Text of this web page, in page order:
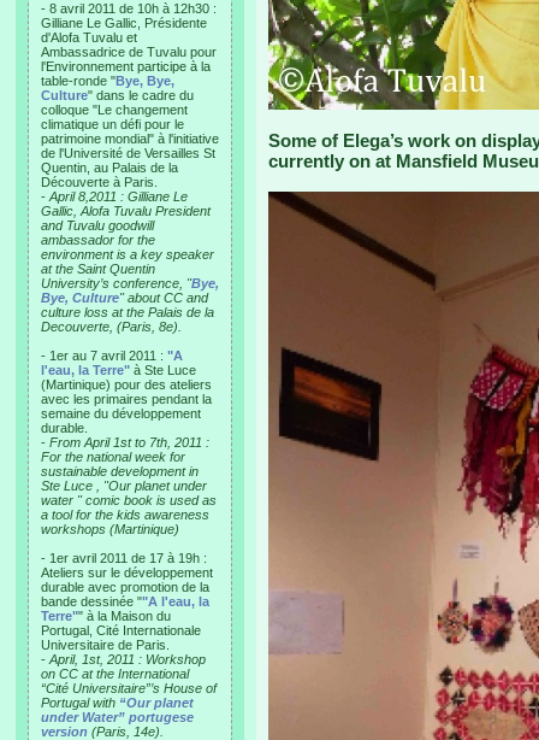
- 8 avril 2011 de 10h à 12h30 :
Gilliane Le Gallic, Présidente
d'Alofa Tuvalu et
Ambassadrice de Tuvalu pour
l'Environnement participe à la
table-ronde "Bye, Bye,
Culture" dans le cadre du
colloque "Le changement
climatique un défi pour le
patrimoine mondial" à l'initiative
de l'Université de Versailles St
Quentin, au Palais de la
Découverte à Paris.
- April 8,2011 : Gilliane Le
Gallic, Alofa Tuvalu President
and Tuvalu goodwill
ambassador for the
environment is a key speaker
at the Saint Quentin
University’s conference, "Bye,
Bye, Culture" about CC and
culture loss at the Palais de la
Decouverte, (Paris, 8e).
- 1er au 7 avril 2011 : "A
l'eau, la Terre" à Ste Luce
(Martinique) pour des ateliers
avec les primaires pendant la
semaine du développement
durable.
- From April 1st to 7th, 2011 :
For the national week for
sustainable development in
Ste Luce , "Our planet under
water " comic book is used as
a tool for the kids awareness
workshops (Martinique)
- 1er avril 2011 de 17 à 19h :
Ateliers sur le développement
durable avec promotion de la
bande dessinée ""A l'eau, la
Terre"" à la Maison du
Portugal, Cité Internationale
Universitaire de Paris.
- April, 1st, 2011 : Workshop
on CC at the International
“Cité Universitaire”’s House of
Portugal with “Our planet
under Water” portugese
version (Paris, 14e).
Some of Elega’s work on
currently on at Mansfield